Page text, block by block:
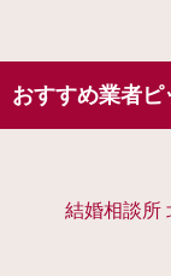
おすすめ業者ピ
結婚相談所